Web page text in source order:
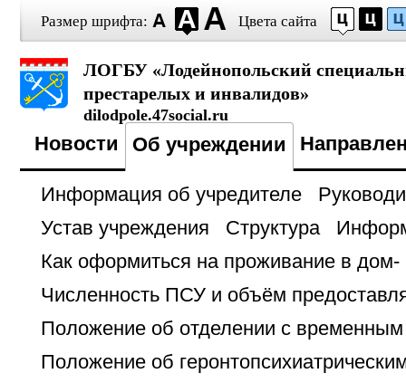
Размер шрифта: Цвета сайта
ЛОГБУ «Лодейнопольский
престарелых и инвалидов»
dilodpole.47social.ru
Новости Об учреждении
Информация об учредителе
Устав учреждения
Структура
Как оформиться на проживание в дом-
Численность ПСУ и объём
Положение об отделении с
Положение об